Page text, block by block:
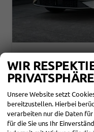
BASIS QUATTRO
unverbindliche Lieferzeit:
Fahrzeugnr. 861777
Kraftstoff Diesel
Leistung 150 kW (204 PS)
12.12.2025
WIR
PRIVATSPHÄRE
Unsere Website setzt
bereitzustellen. Hierbei
verarbeiten nur die Daten
für die Sie uns Ihr